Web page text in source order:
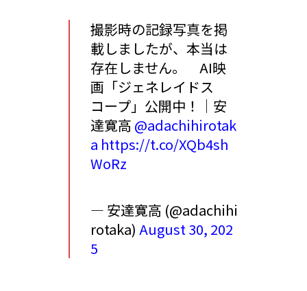
撮影時の記録写真を掲
載しましたが、本当は
存在しません。 AI映
画「ジェネレイドス
コープ」公開中！｜安
達寛高 @adachihirotak
a https://t.co/XQb4sh
WoRz
— 安達寛高 (@adachihi
rotaka) August 30, 202
5